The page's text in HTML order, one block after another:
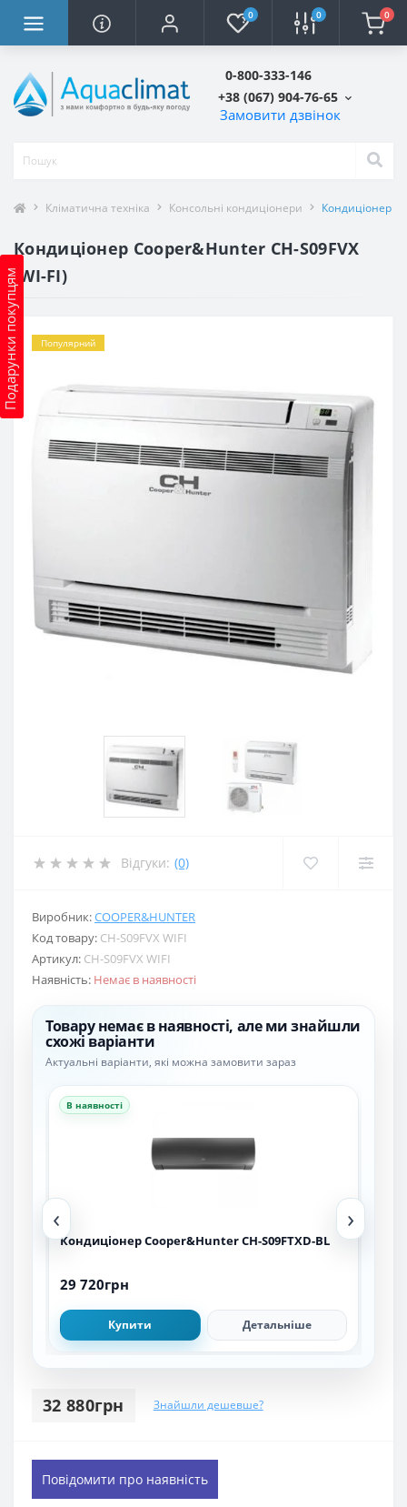
0 0 0
0-800-333-146
+38 (067) 904-76-65
Замовити дзвінок
Подарунки покупцям
Кліматична техніка Консольні кондиціонери Кондиціонер
Кондиціонер Cooper&Hunter CH-S09FVX
(WI-FI)
Популярний
Відгуки: (0)
Виробник:COOPER&HUNTER
Код товару: CH-S09FVX WIFI
Артикул: CH-S09FVX WIFI
Наявність: Немає в наявності
Товару немає в наявності, але ми знайшли
схожі варіанти
Актуальні варіанти, які можна замовити зараз
‹
В наявності
Кондиціонер Cooper&Hunter CH-S09FTXD-BL
29 720грн
Купити Детальніше
›
32 880грн Знайшли дешевше?
Повідомити про наявність